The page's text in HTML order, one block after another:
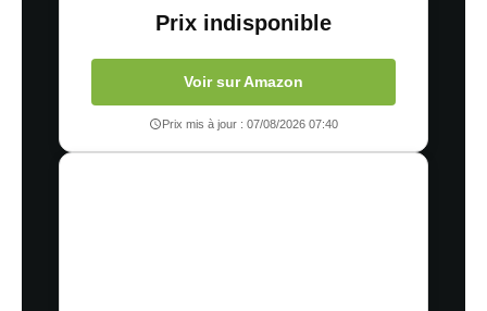
Prix indisponible
Voir sur Amazon
Prix mis à jour : 07/08/2026 07:40